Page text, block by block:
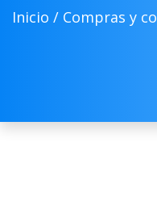
Inicio / Compras y